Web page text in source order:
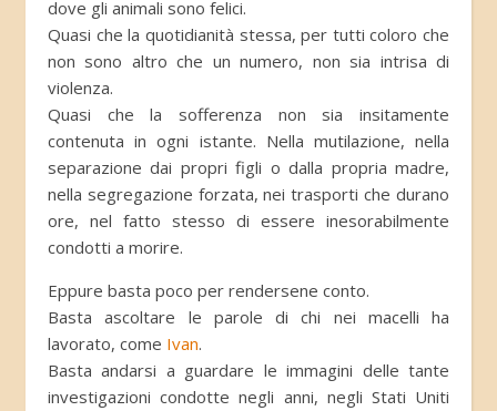
dove gli animali sono felici.
Quasi che la quotidianità stessa, per tutti coloro che
non sono altro che un numero, non sia intrisa di
violenza.
Quasi che la sofferenza non sia insitamente
contenuta in ogni istante. Nella mutilazione, nella
separazione dai propri figli o dalla propria madre,
nella segregazione forzata, nei trasporti che durano
ore, nel fatto stesso di essere inesorabilmente
condotti a morire.
Eppure basta poco per rendersene conto.
Basta ascoltare le parole di chi nei macelli ha
lavorato, come Ivan.
Basta andarsi a guardare le immagini delle tante
investigazioni condotte negli anni, negli Stati Uniti